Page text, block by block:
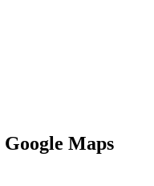
Google Maps